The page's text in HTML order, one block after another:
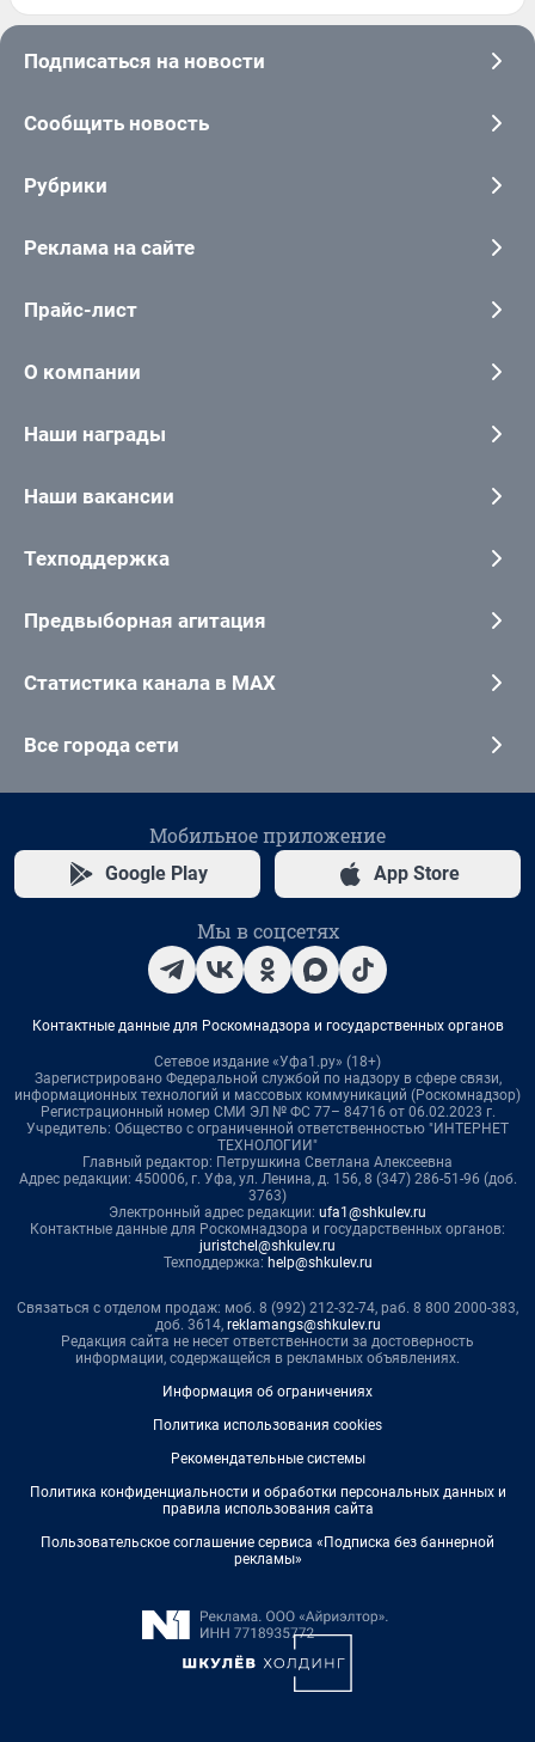
Подписаться на новости
Сообщить новость
Рубрики
Реклама на сайте
Прайс-лист
О компании
Наши награды
Наши вакансии
Техподдержка
Предвыборная агитация
Статистика канала в MAX
Все города сети
Мобильное приложение
Google Play App Store
Мы в соцсетях
Контактные данные для Роскомнадзора и государственных органов
Сетевое издание «Уфа1.ру» (18+)
Зарегистрировано Федеральной службой по надзору в сфере связи,
информационных технологий и массовых коммуникаций (Роскомнадзор)
Регистрационный номер СМИ ЭЛ № ФС 77– 84716 от 06.02.2023 г.
Учредитель: Общество с ограниченной ответственностью "ИНТЕРНЕТ
ТЕХНОЛОГИИ"
Главный редактор: Петрушкина Светлана Алексеевна
Адрес редакции: 450006, г. Уфа, ул. Ленина, д. 156, 8 (347) 286-51-96 (доб.
3763)
Электронный адрес редакции: ufa1@shkulev.ru
Контактные данные для Роскомнадзора и государственных органов:
juristchel@shkulev.ru
Техподдержка: help@shkulev.ru
Связаться с отделом продаж: моб. 8 (992) 212-32-74, раб. 8 800 2000-383,
доб. 3614, reklamangs@shkulev.ru
Редакция сайта не несет ответственности за достоверность
информации, содержащейся в рекламных объявлениях.
Информация об ограничениях
Политика использования cookies
Рекомендательные системы
Политика конфиденциальности и обработки персональных данных и
правила использования сайта
Пользовательское соглашение сервиса «Подписка без баннерной
рекламы»